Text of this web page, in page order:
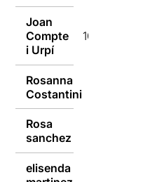
Joan
Compte
i Urpí
10/10/2016
Rosanna
Costantini
Rosa
sanchez
elisenda